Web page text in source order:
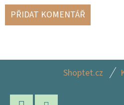
PŘIDAT KOMENTÁŘ
Shoptet.cz